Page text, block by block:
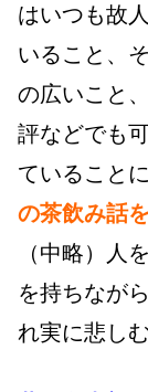
はいつも故
いること、
の広いこと
評などでも
ていること
の茶飲み話
（中略）人
を持ちなが
れ実に悲し